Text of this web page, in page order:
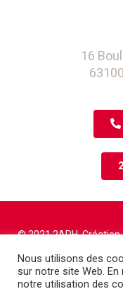
16
© 2021 2ARH.
Nous utilisons des
sur notre site Web.
notre utilisation des